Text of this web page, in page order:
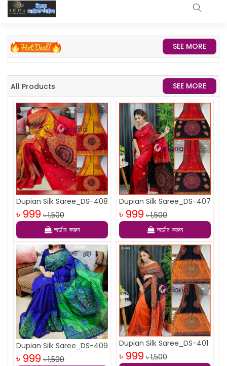
SEE MORE
All Products SEE MORE
Dupian Silk Saree_DS-408
৳ 999 ৳ 1,500
অর্ডার করুন
Dupian Silk Saree_DS-407
৳ 999 ৳ 1,500
অর্ডার করুন
Dupian Silk Saree_DS-409
৳ 999 ৳ 1,500
Dupian Silk Saree_DS-401
৳ 999 ৳ 1,500